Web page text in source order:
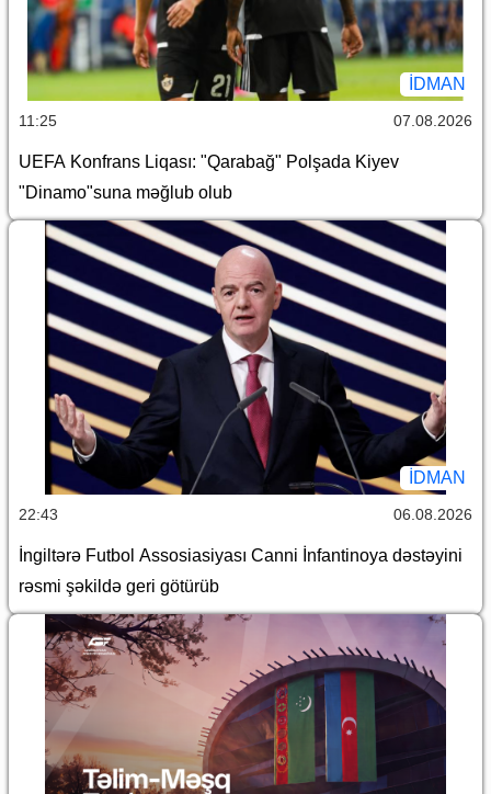
İDMAN
11:25 07.08.2026
UEFA Konfrans Liqası: "Qarabağ" Polşada Kiyev
"Dinamo"suna məğlub olub
İDMAN
22:43 06.08.2026
İngiltərə Futbol Assosiasiyası Canni İnfantinoya dəstəyini
rəsmi şəkildə geri götürüb